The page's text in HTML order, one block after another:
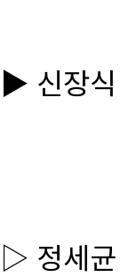
▶ 신장식
▷ 정세균